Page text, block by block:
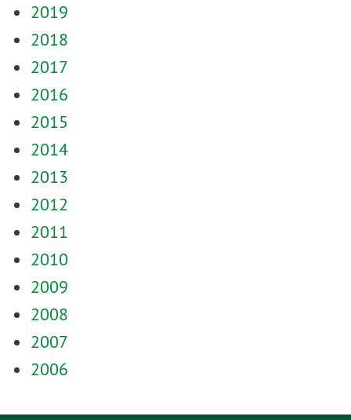
2019
2018
2017
2016
2015
2014
2013
2012
2011
2010
2009
2008
2007
2006